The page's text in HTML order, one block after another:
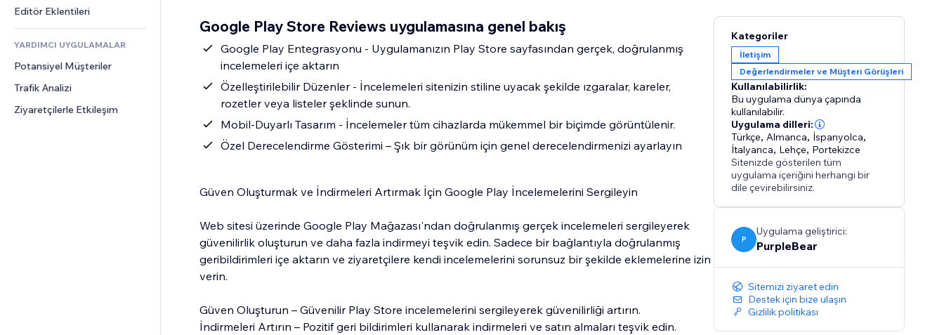
Hesap Makineleri
Arama
Hava Durumu
Grafik ve Tablolar
Topluluk
Değerlendirmeler ve Müşteri
Editör Eklentileri
YARDIMCI UYGULAMALAR
Potansiyel Müşteriler
Trafik Analizi
Ziyaretçilerle Etkileşim
Google Play Store Reviews uygulamasına genel bakış
Google Play Entegrasyonu - Uygulamanızın Play Store sayfasından gerçek, doğrulanmış
incelemeleri içe aktarın
Özelleştirilebilir Düzenler - İncelemeleri sitenizin stiline uyacak şekilde ızgaralar, kareler,
rozetler veya listeler şeklinde sunun.
Mobil-Duyarlı Tasarım - İncelemeler tüm cihazlarda mükemmel bir biçimde görüntülenir.
Özel Derecelendirme Gösterimi – Şık bir görünüm için genel derecelendirmenizi ayarlayın
Güven Oluşturmak ve İndirmeleri Artırmak İçin Google Play İncelemelerini Sergileyin
Web sitesi üzerinde Google Play Mağazası'ndan doğrulanmış gerçek incelemeleri sergileyerek
güvenilirlik oluşturun ve daha fazla indirmeyi teşvik edin. Sadece bir bağlantıyla doğrulanmış
geribildirimleri içe aktarın ve ziyaretçilere kendi incelemelerini sorunsuz bir şekilde eklemelerine izin
verin.
Güven Oluşturun – Güvenilir Play Store incelemelerini sergileyerek güvenilirliği artırın.
İndirmeleri Artırın – Pozitif geri bildirimleri kullanarak indirmeleri ve satın almaları teşvik edin.
Kategoriler
İletişim
Değerlendirmeler ve Müşteri Görüşleri
Kullanılabilirlik:
Bu uygulama dünya çapında
kullanılabilir.
Uygulama dilleri:
Türkçe, Almanca, İspanyolca,
İtalyanca, Lehçe, Portekizce
Sitenizde gösterilen tüm
uygulama içeriğini herhangi bir
dile çevirebilirsiniz.
P
Uygulama geliştirici:
PurpleBear
Sitemizi ziyaret edin
Destek için bize ulaşın
Gizlilik politikası